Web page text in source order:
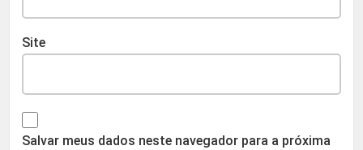
Site
Salvar meus dados neste navegador para a próxima